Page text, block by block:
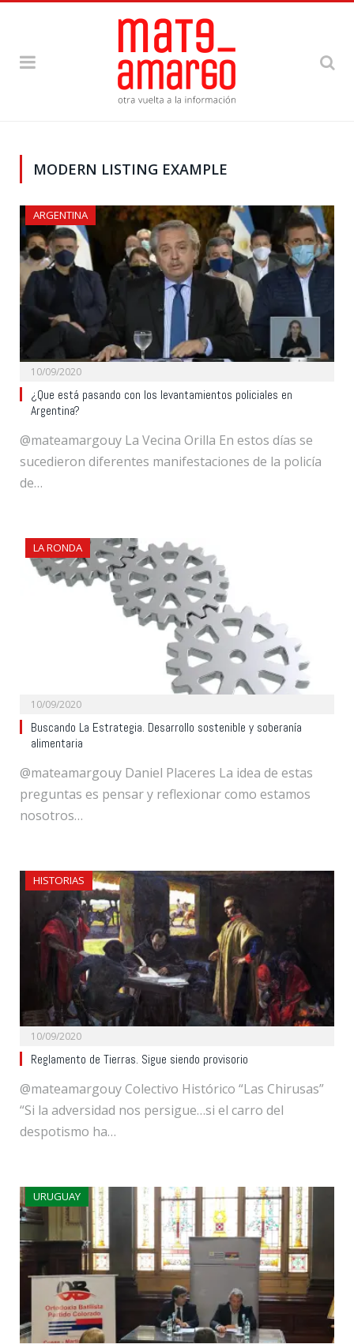
MODERN LISTING EXAMPLE
ARGENTINA
10/09/2020
¿Que está pasando con los levantamientos policiales en
Argentina?
@mateamargouy La Vecina Orilla En estos días se
sucedieron diferentes manifestaciones de la policía
de…
LA RONDA
10/09/2020
Buscando La Estrategia. Desarrollo sostenible y soberanía
alimentaria
@mateamargouy Daniel Placeres La idea de estas
preguntas es pensar y reflexionar como estamos
nosotros…
HISTORIAS
10/09/2020
Reglamento de Tierras. Sigue siendo provisorio
@mateamargouy Colectivo Histórico “Las Chirusas”
“Si la adversidad nos persigue…si el carro del
despotismo ha…
URUGUAY